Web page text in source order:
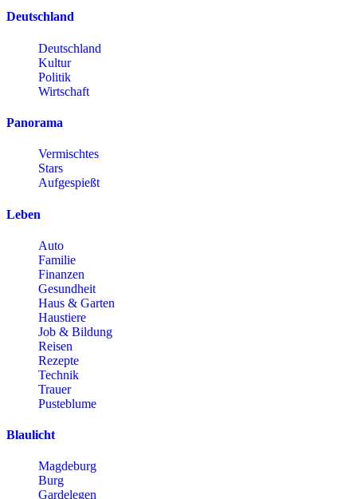
Deutschland
Deutschland
Kultur
Politik
Wirtschaft
Panorama
Vermischtes
Stars
Aufgespießt
Leben
Auto
Familie
Finanzen
Gesundheit
Haus & Garten
Haustiere
Job & Bildung
Reisen
Rezepte
Technik
Trauer
Pusteblume
Blaulicht
Magdeburg
Burg
Gardelegen